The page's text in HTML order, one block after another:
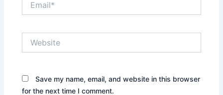
Save my name, email, and website in this browser
for the next time I comment.